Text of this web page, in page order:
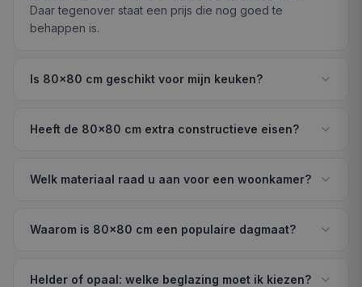
Daar tegenover staat een prijs die nog goed te
behappen is.
Is 80×80 cm geschikt voor mijn keuken?
Heeft de 80×80 cm extra constructieve eisen?
Welk materiaal raad u aan voor een woonkamer?
Waarom is 80×80 cm een populaire dagmaat?
Helder of opaal: welke beglazing moet ik kiezen?